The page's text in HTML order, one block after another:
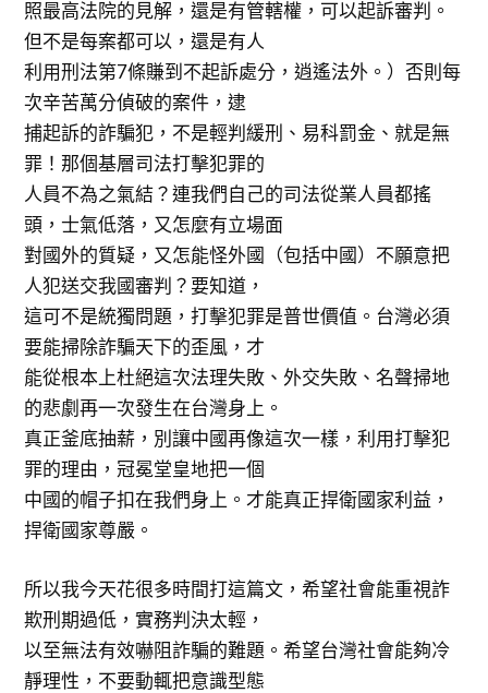
照最高法院的見解，還是有管轄權，可以起訴審判。
但不是每案都可以，還是有人
利用刑法第7條賺到不起訴處分，逍遙法外。）否則每
次辛苦萬分偵破的案件，逮
捕起訴的詐騙犯，不是輕判緩刑、易科罰金、就是無
罪！那個基層司法打擊犯罪的
人員不為之氣結？連我們自己的司法從業人員都搖
頭，士氣低落，又怎麼有立場面
對國外的質疑，又怎能怪外國（包括中國）不願意把
人犯送交我國審判？要知道，
這可不是統獨問題，打擊犯罪是普世價值。台灣必須
要能掃除詐騙天下的歪風，才
能從根本上杜絕這次法理失敗、外交失敗、名聲掃地
的悲劇再一次發生在台灣身上。
真正釜底抽薪，別讓中國再像這次一樣，利用打擊犯
罪的理由，冠冕堂皇地把一個
中國的帽子扣在我們身上。才能真正捍衛國家利益，
捍衛國家尊嚴。
所以我今天花很多時間打這篇文，希望社會能重視詐
欺刑期過低，實務判決太輕，
以至無法有效嚇阻詐騙的難題。希望台灣社會能夠冷
靜理性，不要動輒把意識型態